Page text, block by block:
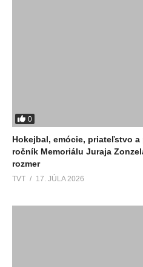
0
Hokejbal, emócie, priateľstvo
ročník Memoriálu Juraja
rozmer
TVT 17. JÚLA 2026